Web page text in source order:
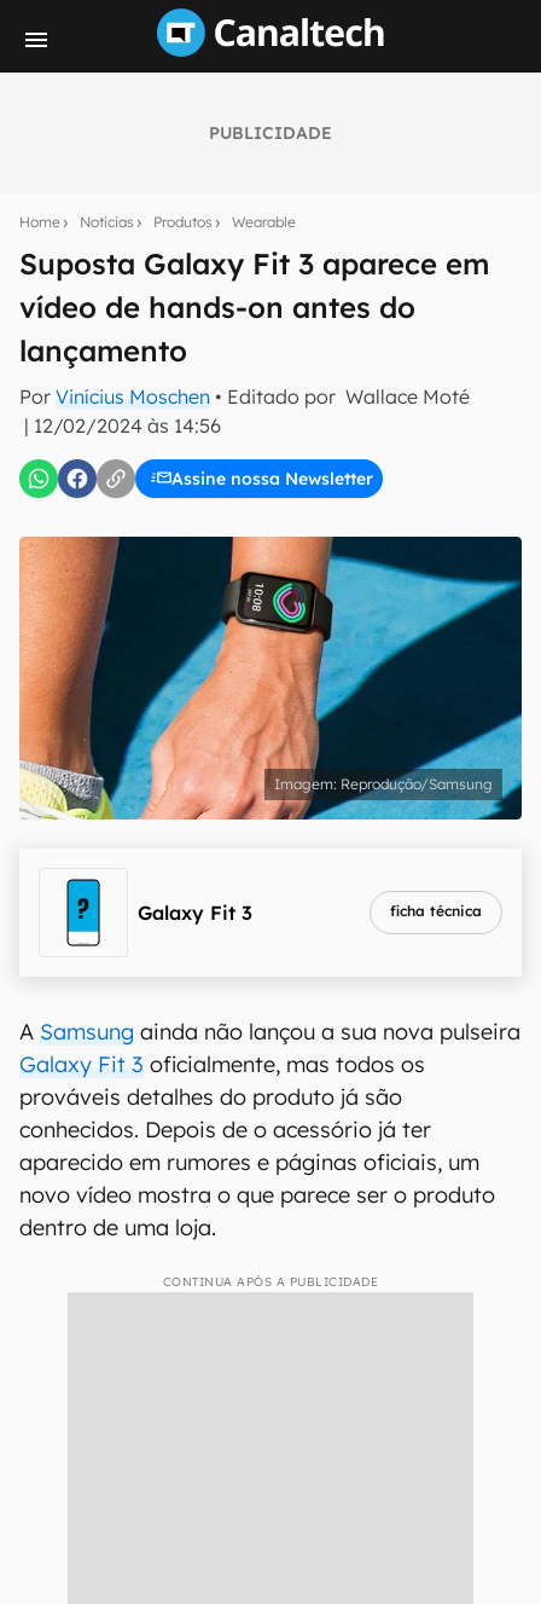
PUBLICIDADE
Home Notícias Produtos Wearable
Suposta Galaxy Fit 3 aparece em
vídeo de hands-on antes do
lançamento
Por Vinícius Moschen • Editado por Wallace Moté
| 12/02/2024 às 14:56
Assine nossa Newsletter
notícias e reviews sobre tecnologia em primeira
E-mail
inscreva-se
Confirmo que li, aceito e concordo com os Termos de
Uso e Política de Privacidade do Canaltech.
Reprodução/Samsung
Galaxy Fit 3 ficha técnica
A Samsung ainda não lançou a sua nova pulseira
Galaxy Fit 3 oficialmente, mas todos os
prováveis detalhes do produto já são
conhecidos. Depois de o acessório já ter
aparecido em rumores e páginas oficiais, um
novo vídeo mostra o que parece ser o produto
dentro de uma loja.
CONTINUA APÓS A PUBLICIDADE